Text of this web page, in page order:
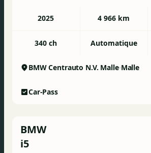
2025 4 966 km
340 ch Automatique
BMW Centrauto N.V. Malle Malle
Car-Pass
BMW
i5